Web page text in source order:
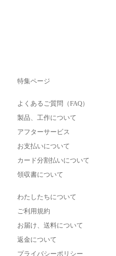
特集ページ
よくあるご質問（FAQ）
製品、工作について
アフターサービス
お支払いについて
カード分割払いについて
領収書について
わたしたちについて
ご利用規約
お届け、送料について
返金について
プライバシーポリシー